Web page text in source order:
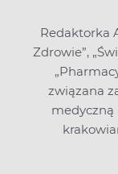
Redaktorka
Zdrowie”,
związana
medyczną